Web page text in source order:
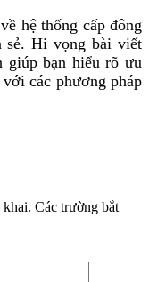
hệ thống cấp đông
sẻ. Hi vọng bài viết
giúp bạn hiểu rõ ưu
các phương pháp
khai. Các trường bắt